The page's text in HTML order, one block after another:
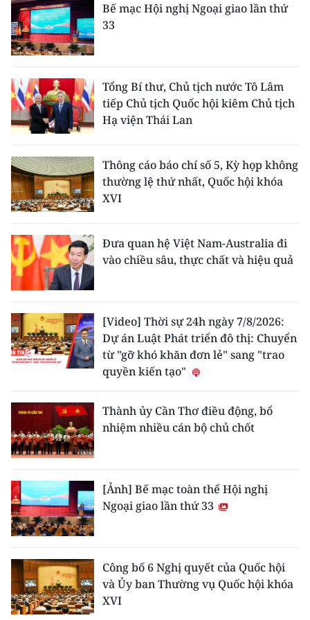
Bế mạc Hội nghị Ngoại giao lần thứ
33
Tổng Bí thư, Chủ tịch nước Tô Lâm
tiếp Chủ tịch Quốc hội kiêm Chủ tịch
Hạ viện Thái Lan
Thông cáo báo chí số 5, Kỳ họp không
thường lệ thứ nhất, Quốc hội khóa
XVI
Đưa quan hệ Việt Nam-Australia đi
vào chiều sâu, thực chất và hiệu quả
[Video] Thời sự 24h ngày 7/8/2026:
Dự án Luật Phát triển đô thị: Chuyển
từ "gỡ khó khăn đơn lẻ" sang "trao
quyền kiến tạo"
Thành ủy Cần Thơ điều động, bổ
nhiệm nhiều cán bộ chủ chốt
[Ảnh] Bế mạc toàn thể Hội nghị
Ngoại giao lần thứ 33
Công bố 6 Nghị quyết của Quốc hội
và Ủy ban Thường vụ Quốc hội khóa
XVI